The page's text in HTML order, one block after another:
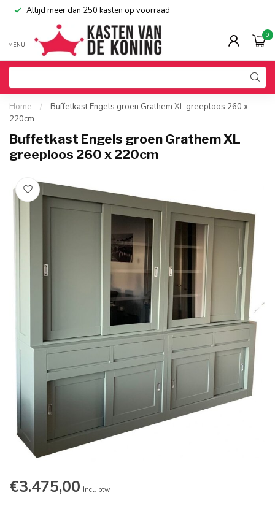
Altijd meer dan 250 kasten op voorraad
MENU
0
Home /
Buffetkast Engels groen Grathem XL greeploos 260 x
220cm
Buffetkast Engels groen Grathem XL
greeploos 260 x 220cm
€3.475,00 Incl. btw